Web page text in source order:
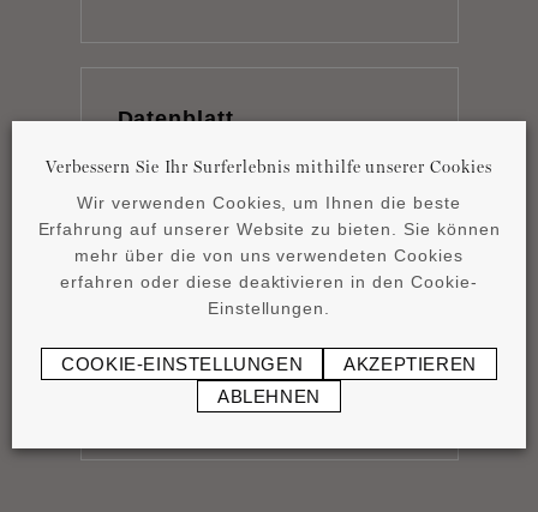
Datenblatt
pdf 0,44 MB
Verbessern Sie Ihr Surferlebnis mithilfe unserer Cookies
Wir verwenden Cookies, um Ihnen die beste
Erfahrung auf unserer Website zu bieten. Sie können
mehr über die von uns verwendeten Cookies
erfahren oder diese deaktivieren in den Cookie-
Einstellungen.
COOKIE-EINSTELLUNGEN
AKZEPTIEREN
ABLEHNEN